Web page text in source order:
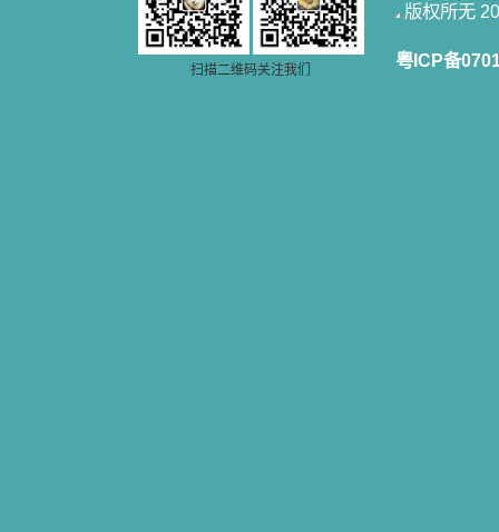
喜欢乐的甜蜜的相会，这世界对于我
一点吸引力都没有了。 从这些书
籍里，我认识了许多爱主的人，他们
使我更亲近主，帮助我更深的认识扫描二维码关注我们
版权所无
粤ICP备